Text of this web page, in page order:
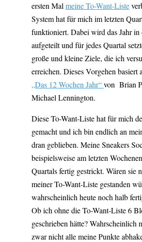
ersten Mal meine To-Want-Liste
System hat für mich im letzten
funktioniert. Dabei wird das Jahr in
aufgeteilt und für jedes Quartal
große und kleine Ziele, die ich
erreichen. Dieses Vorgehen basiert
„Das 12 Wochen Jahr“von Brian
Michael Lennington.
Diese To-Want-Liste hat für mich
gemacht und ich bin endlich an
dran geblieben. Meine Sneakers
beispielsweise am letzten
Quartals fertig gestrickt. Wären sie
meiner To-Want-Liste gestanden
wahrscheinlich heute noch halb
Ob ich ohne die To-Want-Liste 6
geschrieben hätte? Wahrscheinlich
zwar nicht alle meine Punkte